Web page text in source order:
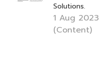
Solutions.
1 Aug 2023
(Content)